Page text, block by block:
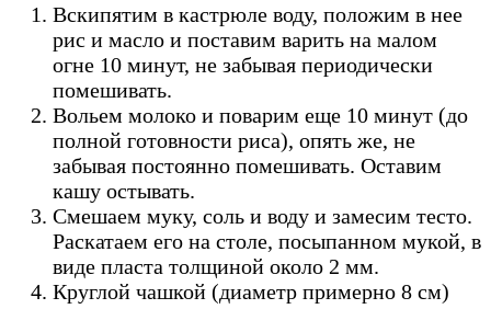
Вскипятим в кастрюле воду, положим в нее
рис и масло и поставим варить на малом
огне 10 минут, не забывая периодически
помешивать.
Вольем молоко и поварим еще 10 минут (до
полной готовности риса), опять же, не
забывая постоянно помешивать. Оставим
кашу остывать.
Смешаем муку, соль и воду и замесим тесто.
Раскатаем его на столе, посыпанном мукой, в
виде пласта толщиной около 2 мм.
Круглой чашкой (диаметр примерно 8 см)